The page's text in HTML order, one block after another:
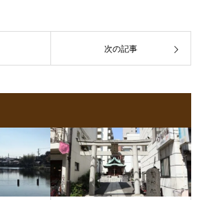
次の記事